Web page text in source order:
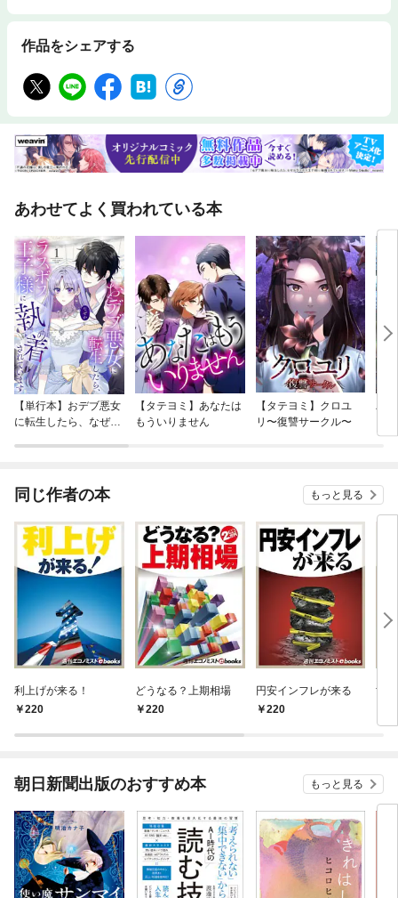
作品をシェアする
あわせてよく買われている本
【単行本】おデブ悪女
に転生したら、なぜか
【タテヨミ】あなたは
もういりません
【タテヨミ】クロユ
リ〜復讐サークル〜
バ
今
同じ作者の本 もっと見る
利上げが来る！
220
どうなる？上期相場
220
円安インフレが来る
220
世
朝日新聞出版のおすすめ本 もっと見る